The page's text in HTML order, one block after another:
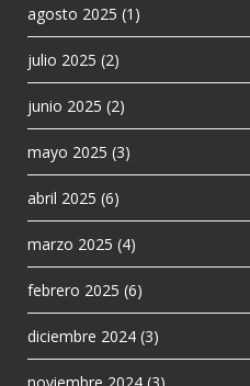
agosto 2025 (1)
julio 2025 (2)
junio 2025 (2)
mayo 2025 (3)
abril 2025 (6)
marzo 2025 (4)
febrero 2025 (6)
diciembre 2024 (3)